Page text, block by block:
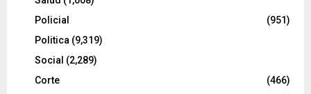
Policial
(951)
Politica (9,319)
Social (2,289)
Corte
(466)